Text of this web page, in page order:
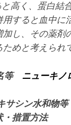
と高く、蛋白結
用すると血中に
加し、その薬剤
ためと考えられ
等 ニューキノ
シン水和物等
・措置方法